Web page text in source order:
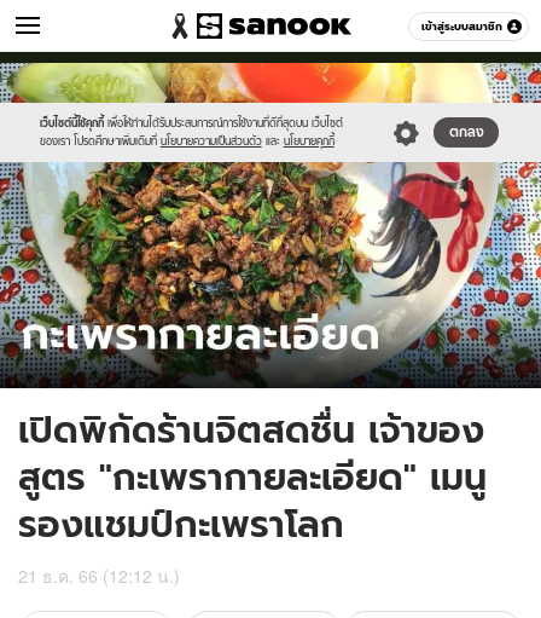
เข้าสู่ระบบสมาชิก
เที่ยว-กิน หมวดอื่นๆ
เว็บไซต์นี้ใช้คุกกี้ เพื่อให้ท่านได้รับประสบการณ์การใช้งานที่ดีที่สุดบน เว็บไซต์
ของเรา โปรดศึกษาเพิ่มเติมที่ นโยบายความเป็นส่วนตัว และ นโยบายคุกกี้
ตกลง
Sanook
//s.isanook.com/sr/0/images/logo-
new-
sanook.png
600
60
//s.isanook.com/tr/0/ud/288/1444475/tnrice.jpg
เปิดพิกัดร้านจิตสดชื่น เจ้าของ
สูตร "กะเพรากายละเอียด" เมนู
รองแชมป์กะเพราโลก
21 ธ.ค. 66 (12:12 น.)